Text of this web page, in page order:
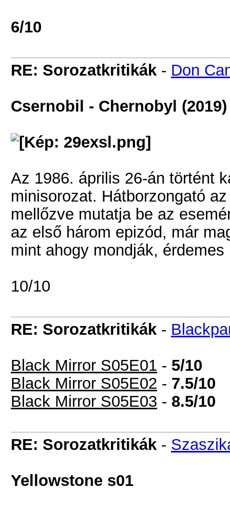
6/10
RE: Sorozatkritikák - Don
Csernobil - Chernobyl (2019)
Az 1986. április 26-án történt
minisorozat. Hátborzongató
mellőzve mutatja be az
az első három epizód, már
mint ahogy mondják, érdemes
10/10
RE: Sorozatkritikák -
Black Mirror S05E01 - 5/10
Black Mirror S05E02 - 7.5/10
Black Mirror S05E03 - 8.5/10
RE: Sorozatkritikák -
Yellowstone s01